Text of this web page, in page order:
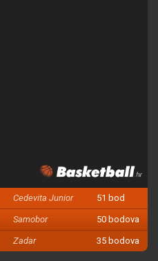
Cedevita Junior 51 bod
Samobor 50 bodova
Zadar 35 bodova